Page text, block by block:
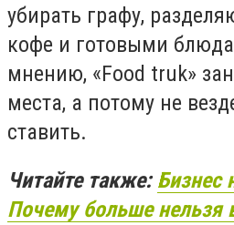
убирать графу,
кофе и готовыми
мнению, «Fооd truk»
места, а потому не
ставить.
Читайте также:Бизнес
Почему больше нельзя